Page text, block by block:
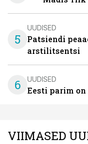
5
UUDISED
Patsiendi
arstilitsentsi
6 UUDISED
Eesti parim
VIIMASED